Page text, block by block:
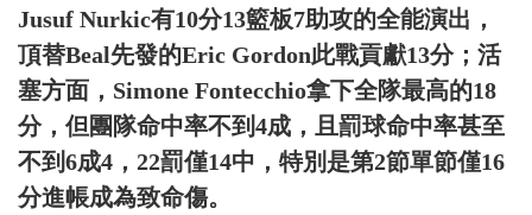
Jusuf Nurkic有10分13籃板7助攻的全能演出，
頂替Beal先發的Eric Gordon此戰貢獻13分；活
塞方面，Simone Fontecchio拿下全隊最高的18
分，但團隊命中率不到4成，且罰球命中率甚至
不到6成4，22罰僅14中，特別是第2節單節僅16
分進帳成為致命傷。